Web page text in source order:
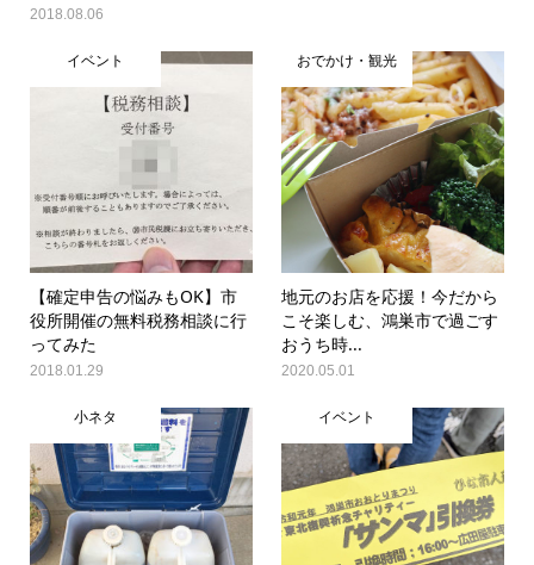
2018.08.06
イベント
【確定申告の悩みもOK】市
役所開催の無料税務相談に行
ってみた
2018.01.29
おでかけ・観光
地元のお店を応援！今だから
こそ楽しむ、鴻巣市で過ごす
おうち時...
2020.05.01
小ネタ イベント